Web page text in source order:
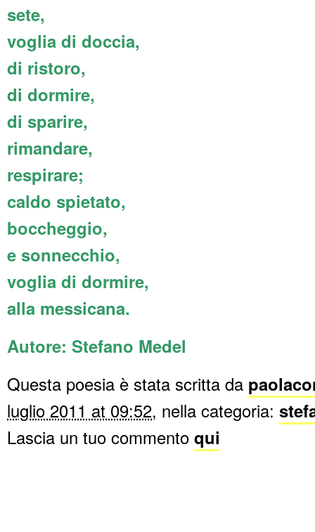
sete,
voglia di doccia,
di ristoro,
di dormire,
di sparire,
rimandare,
respirare;
caldo spietato,
boccheggio,
e sonnecchio,
voglia di dormire,
alla messicana.
Autore: Stefano Medel
Questa poesia è stata scritta da
luglio 2011 at 09:52, nella categoria:
Lascia un tuo commento qui